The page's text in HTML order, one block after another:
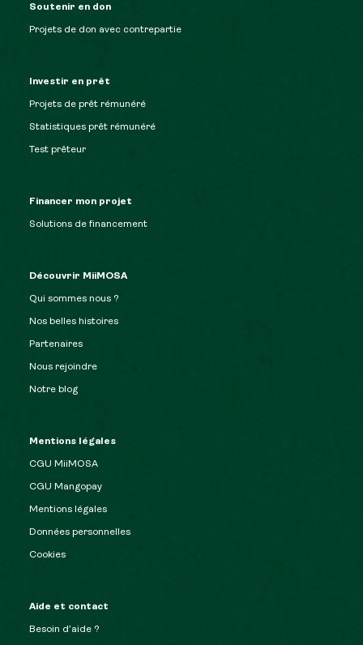
Soutenir en don
Projets de don avec contrepartie
Investir en prêt
Projets de prêt rémunéré
Statistiques prêt rémunéré
Test prêteur
Financer mon projet
Solutions de financement
Découvrir MiiMOSA
Qui sommes nous ?
Nos belles histoires
Partenaires
Nous rejoindre
Notre blog
Mentions légales
CGU MiiMOSA
CGU Mangopay
Mentions légales
Données personnelles
Cookies
Aide et contact
Besoin d’aide ?